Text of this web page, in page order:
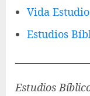
Vida
Estudios
Estudios